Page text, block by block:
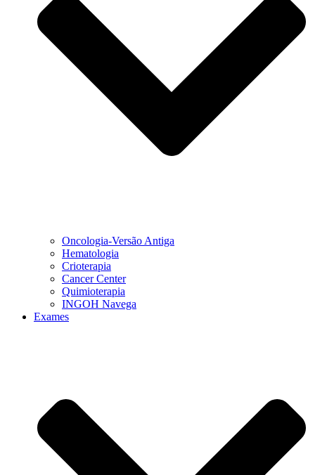
Oncologia-Versão Antiga
Hematologia
Crioterapia
Cancer Center
Quimioterapia
INGOH Navega
Exames